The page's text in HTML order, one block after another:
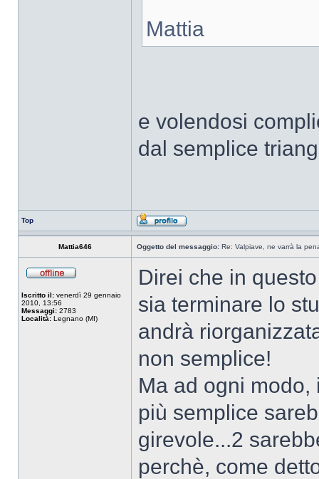
Mattia
e volendosi
dal semplice
Top
Mattia646 Oggetto del messaggio: Re: Valpiave, ne varrà la
Iscritto il: venerdì 29 gennaio
2010, 13:56
Messaggi: 2783
Località: Legnano (MI)
Direi che in
sia terminare lo
andrà
non semplice!
Ma ad ogni
più semplice
girevole...2
perchè, come